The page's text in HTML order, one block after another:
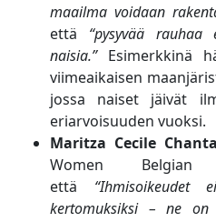
maailma voidaan
että “pysyvää
naisia.”Esimerkkinä
viimeaikaisen
jossa naiset jäivät
eriarvoisuuden vuoksi.
Maritza Cecile
Women Belgian
että “Ihmisoikeudet
kertomuksiksi – ne on